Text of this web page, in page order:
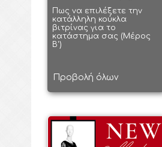
Πως να επιλέξετε την
κατάλληλη κούκλα
βιτρίνας για το
κατάστημα σας (Μέρος
Β')
Προβολή όλων